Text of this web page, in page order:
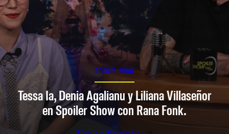
SPOILER SHOW
Tessa Ia, Denia Agalianu y Liliana Villaseñor
en Spoiler Show con Rana Fonk.